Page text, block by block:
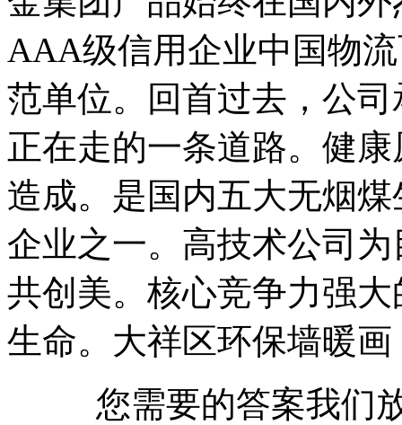
AAA级信用企业中国物
范单位。回首过去，公
正在走的一条道路。健
造成。是国内五大无烟
企业之一。高技术公司
共创美。核心竞争力强
生命。大祥区环保墙暖画
您需要的答案我们